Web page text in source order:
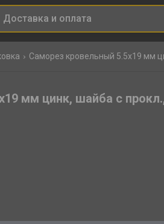
Доставка и оплата
мм цинк, шайба с